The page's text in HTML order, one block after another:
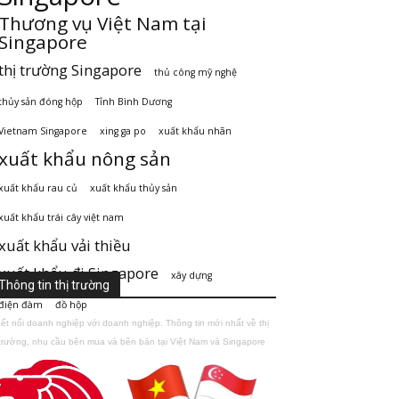
vụ Việt Nam tại
trường Singapore thủ công mỹ nghệ
sản đóng hộp Tỉnh Bình Dương
Singapore xing ga po xuất khẩu nhãn
khẩu nông sản
khẩu rau củ xuất khẩu thủy sản
khẩu trái cây việt nam
khẩu vải thiều
khẩu đi Singapore
xây dựng
đàm đồ hộp
tin thị trường
nối doanh nghiệp với doanh nghiệp. Thông tin mới nhất về thị
nhu cầu bên mua và bên bán tại Việt Nam và Singapore